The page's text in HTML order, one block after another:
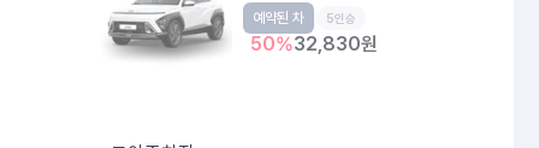
소형SUV 5인승
50%32,830원
예약된 차